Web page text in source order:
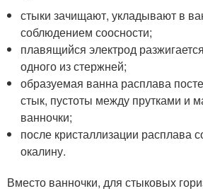
стыки зачищают, укладывают в
соблюдением соосности;
плавящийся электрод
одного из стержней;
образуемая ванна расплава
стык, пустоты между прутками и
ванночки;
после кристаллизации расплава
окалину.
Вместо ванночки, для стыковых